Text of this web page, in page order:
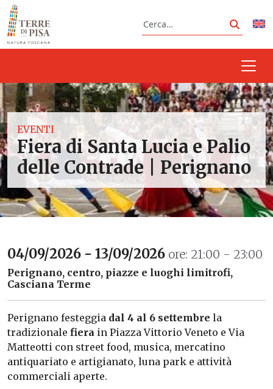
Vai al contenuto
Cerca
Cerca
EVENTI
Fiera di Santa Lucia e Palio
delle Contrade | Perignano
04/09/2026 - 13/09/2026 ore: 21:00 - 23:00
Perignano, centro, piazze e luoghi limitrofi,
Casciana Terme
Perignano festeggia dal 4 al 6 settembre la
tradizionale fiera in Piazza Vittorio Veneto e Via
Matteotti con street food, musica, mercatino
antiquariato e artigianato, luna park e attività
commerciali aperte.